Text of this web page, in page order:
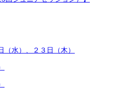
水）、２３日（木）